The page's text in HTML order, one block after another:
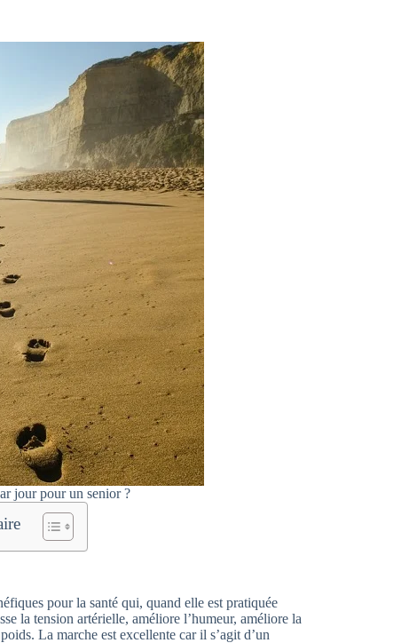
jour pour un senior ?
pour la santé qui, quand elle est pratiquée
la tension artérielle, améliore l’humeur, améliore la
La marche est excellente car il s’agit d’un